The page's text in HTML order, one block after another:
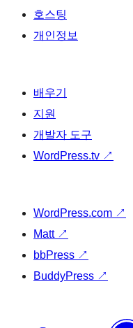
호스팅
개인정보
배우기
지원
개발자 도구
WordPress.tv ↗
WordPress.com ↗
Matt ↗
bbPress ↗
BuddyPress ↗